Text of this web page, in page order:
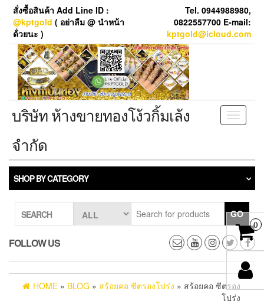
Skip
content
สั่งซื้อสินค้า Add Line ID :
@kptgold ( อย่าลืม @ นำหน้า
ด้่วยนะ )
Tel. 0944988980,
0822557700 E-mail:
kptgold@icloud.com
Toggle
บริษัท ห้างขายทองโง้วกิ้มเล้ง
จำกัด
SHOP BY CATEGORY
SEARCH GO
FOLLOW US
HOME » BLOG » สร้อยคอ ซีตรองโปร่ง » สร้อยคอ ซีตรอง
โปร่ง
0